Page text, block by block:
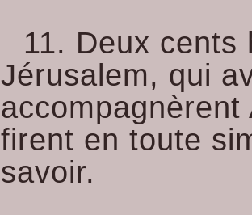
11. Deux cents
Jérusalem, qui
firent en toute
savoir.